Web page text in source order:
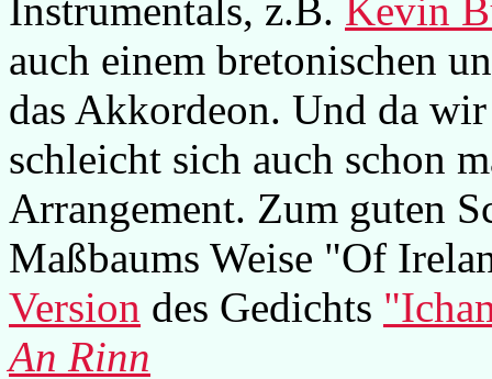
Instrumentals, z.B. Kevin
auch einem bretonischen
das Akkordeon. Und da
schleicht sich auch schon
Arrangement. Zum guten
Maßbaums Weise "Of
Version des Gedichts
An Rinn